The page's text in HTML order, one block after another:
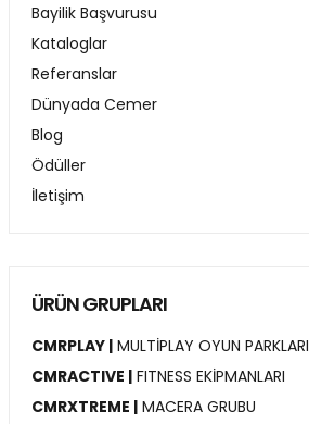
Bayilik Başvurusu
Kataloglar
Referanslar
Dünyada Cemer
Blog
Ödüller
İletişim
ÜRÜN GRUPLARI
CMRPLAY | MULTİPLAY OYUN PARKLARI
CMRACTIVE | FITNESS EKİPMANLARI
CMRXTREME | MACERA GRUBU